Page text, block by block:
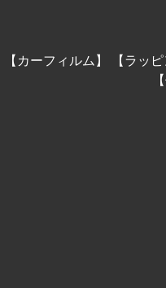
【カーフィルム】 【ラッピ